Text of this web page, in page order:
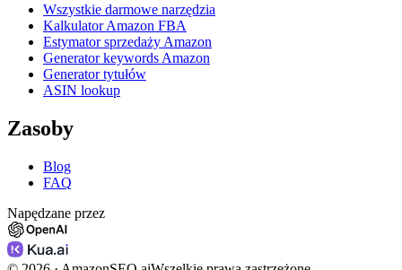
Wszystkie darmowe narzędzia
Kalkulator Amazon FBA
Estymator sprzedaży Amazon
Generator keywords Amazon
Generator tytułów
ASIN lookup
Zasoby
Blog
FAQ
Napędzane przez